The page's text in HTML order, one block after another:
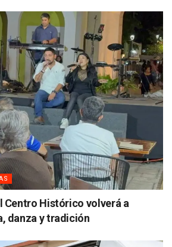
Centro Histórico volverá a
danza y tradición